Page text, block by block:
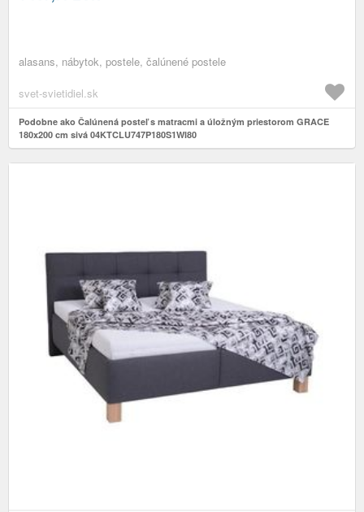
alasans, nábytok, postele, čalúnené postele
svet-svietidiel.sk
Podobne ako Čalúnená posteľ s matracmi a úložným priestorom GRACE
180x200 cm sivá 04KTCLU747P180S1WI80